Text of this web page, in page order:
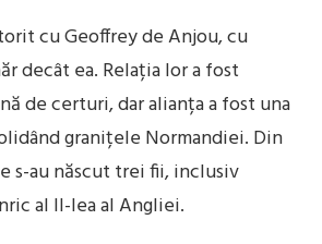
cu Geoffrey de Anjou, cu
decât ea. Relația lor a fost
de certuri, dar alianța a fost una
granițele Normandiei. Din
s-au născut trei fii, inclusiv
al II-lea al Angliei.